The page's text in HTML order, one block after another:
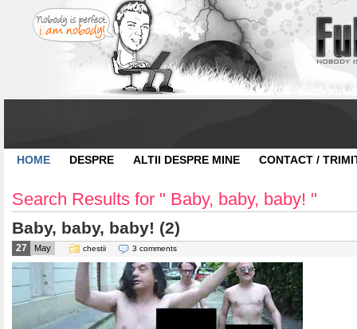
HOME DESPRE ALTII DESPRE MINE CONTACT /
Search Results for " Baby, baby, baby! "
Baby, baby, baby! (2)
27 May chestii 3 comments